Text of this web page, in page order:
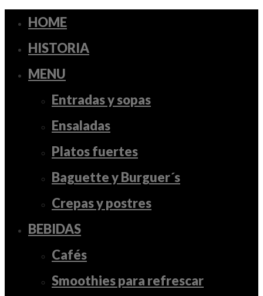
HOME
HISTORIA
MENU
Entradas y sopas
Ensaladas
Platos fuertes
Baguette y Burguer´s
Crepas y postres
BEBIDAS
Cafés
Smoothies para refrescar